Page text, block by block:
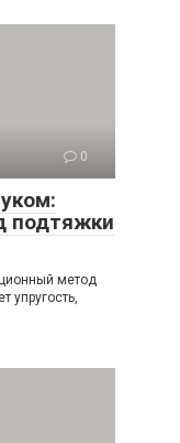
0
подтяжки
метод
упругость,